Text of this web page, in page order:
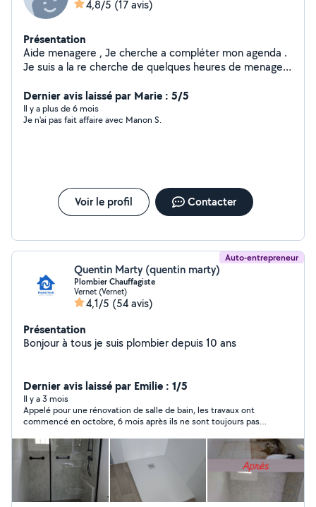
4,8/5 (17 avis)
Présentation
Aide menagere , Je cherche a compléter mon agenda .
Je suis a la re cherche de quelques heures de menage (
pour garder des enfants si vous avez besoins N'hésitez
pas à venir vers moi .
Dernier avis laissé par Marie : 5/5
Il y a plus de 6 mois
Je n'ai pas fait affaire avec Manon S.
Voir le profil Contacter
Auto-entrepreneur
Quentin Marty (quentin marty)
Plombier Chauffagiste
Vernet (Vernet)
4,1/5 (54 avis)
Présentation
Bonjour à tous je suis plombier depuis 10 ans
Dernier avis laissé par Emilie : 1/5
Il y a 3 mois
Appelé pour une rénovation de salle de bain, les travaux ont
commencé en octobre, 6 mois après ils ne sont toujours pas
lapins sans arrêt alors qu'on l'attend pour faire les travaux,
mauvaise organisation du chantier il lui manque toujours un
outil ou du matériel. Les travaux sont de mauvaise qualité,
beaucoup de défauts et avec de très mauvaises finitions.
Mensonges sur mensonges, il devait nous remplacer un
mitigeur qu'il a lui même cassé mais ne donne plus signe de